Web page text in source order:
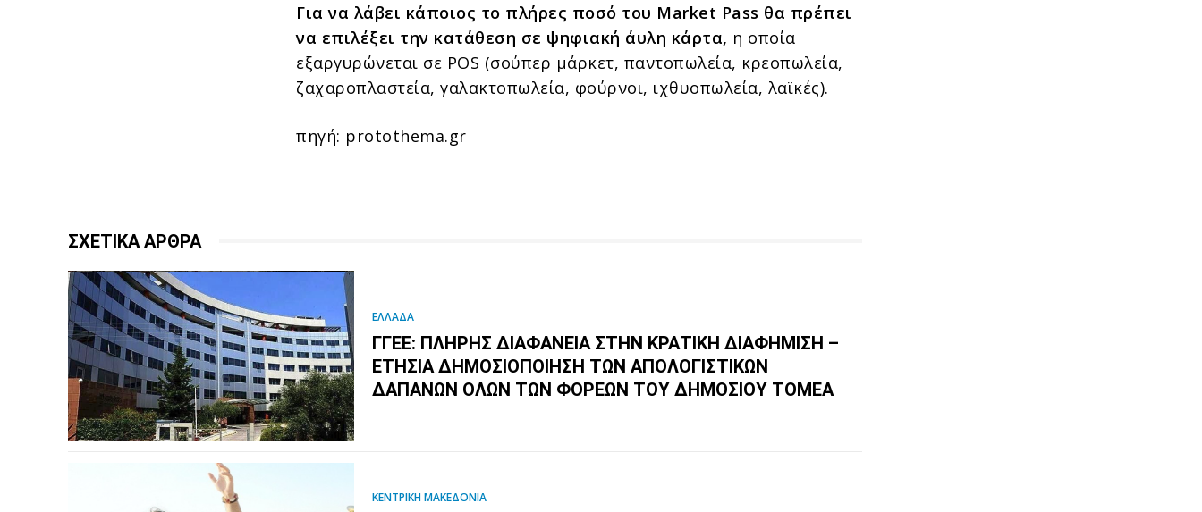
Για να λάβει κάποιος το πλήρες ποσό του Market Pass θα πρέπει
να επιλέξει την κατάθεση σε ψηφιακή άυλη κάρτα, η οποία
εξαργυρώνεται σε POS (σούπερ μάρκετ, παντοπωλεία, κρεοπωλεία,
ζαχαροπλαστεία, γαλακτοπωλεία, φούρνοι, ιχθυοπωλεία, λαϊκές).
πηγή: protothema.gr
ΣΧΕΤΙΚΑ ΑΡΘΡΑ
ΕΛΛΑΔΑ
ΓΓΕΕ: ΠΛΉΡΗΣ ΔΙΑΦΆΝΕΙΑ ΣΤΗΝ ΚΡΑΤΙΚΉ ΔΙΑΦΉΜΙΣΗ –
EΤΉΣΙΑ ΔΗΜΟΣΙΟΠΟΊΗΣΗ ΤΩΝ ΑΠΟΛΟΓΙΣΤΙΚΏΝ
ΔΑΠΑΝΏΝ ΌΛΩΝ ΤΩΝ ΦΟΡΈΩΝ ΤΟΥ ΔΗΜΟΣΊΟΥ ΤΟΜΈΑ
ΚΕΝΤΡΙΚΗ ΜΑΚΕΔΟΝΙΑ